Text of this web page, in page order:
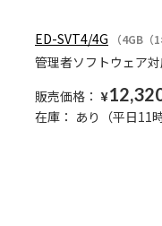
ED-SVT4/4G （4GB（1
管理者ソフトウェア
販売価格： ¥
在庫： あり（平日11